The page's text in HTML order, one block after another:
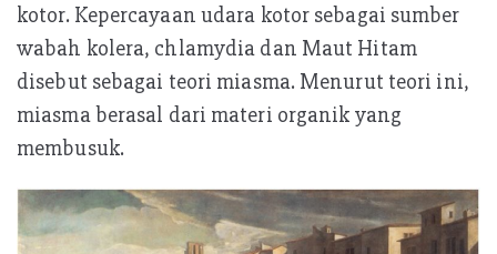
kotor. Kepercayaan udara kotor sebagai sumber
wabah kolera, chlamydia dan Maut Hitam
disebut sebagai teori miasma. Menurut teori ini,
miasma berasal dari materi organik yang
membusuk.